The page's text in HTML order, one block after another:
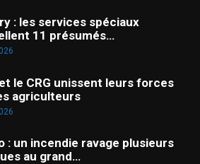
: les services spéciaux
11 présumés…
le CRG unissent leurs forces
agriculteurs
: un incendie ravage plusieurs
au grand…